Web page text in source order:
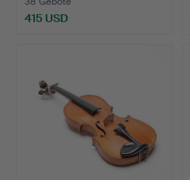
415 USD